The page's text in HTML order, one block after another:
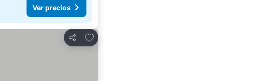
Ver precios
Compartir
Agregar a favoritos